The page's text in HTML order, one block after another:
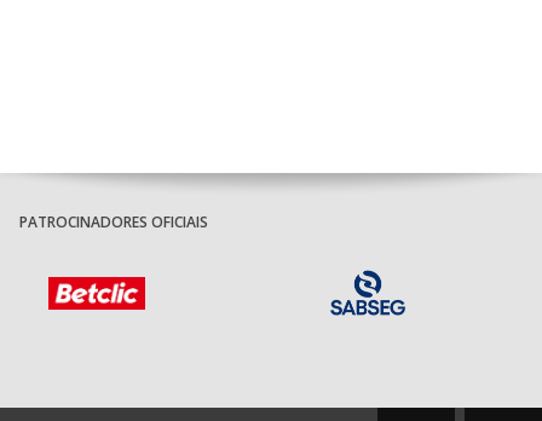
PATROCINADORES OFICIAIS